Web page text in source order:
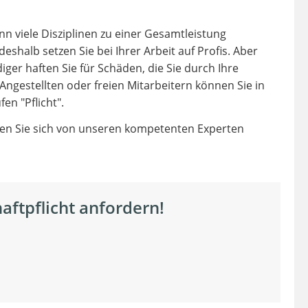
viele Disziplinen zu einer Gesamtleistung
setzen Sie bei Ihrer Arbeit auf Profis. Aber
haften Sie für Schäden, die Sie durch Ihre
oder freien Mitarbeitern können Sie in
"Pflicht".
Sie sich von unseren kompetenten Experten
anfordern!